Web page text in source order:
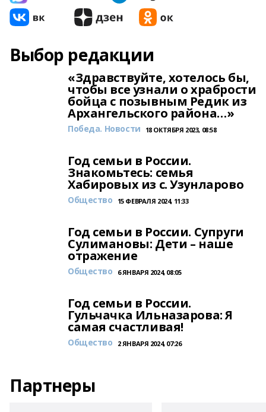
Выбор редакции
«Здравствуйте, хотелось бы,
чтобы все узнали о храбрости
бойца с позывным Редик из
Архангельского района…»
Победа. Новости 18 ОКТЯБРЯ 2023, 08:58
Год семьи в России.
Знакомьтесь: семья
Хабировых из с. Узунларово
Общество 15 ФЕВРАЛЯ 2024, 11:33
Год семьи в России. Супруги
Сулимановы: Дети – наше
отражение
Общество 6 ЯНВАРЯ 2024, 08:05
Год семьи в России.
Гульчачка Ильназарова: Я
самая счастливая!
Общество 2 ЯНВАРЯ 2024, 07:26
Партнеры